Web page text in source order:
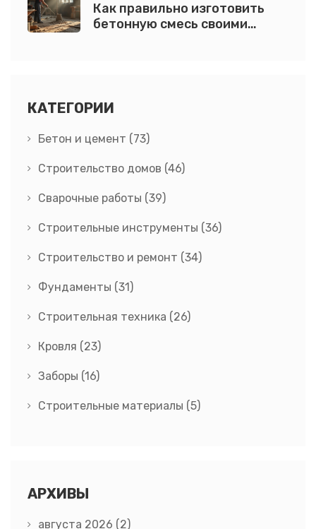
Как правильно изготовить
бетонную смесь своими
КАТЕГОРИИ
Бетон и цемент (73)
Строительство домов (46)
Сварочные работы (39)
Строительные инструменты (36)
Строительство и ремонт (34)
Фундаменты (31)
Строительная техника (26)
Кровля (23)
Заборы (16)
Строительные материалы (5)
АРХИВЫ
августа 2026 (2)